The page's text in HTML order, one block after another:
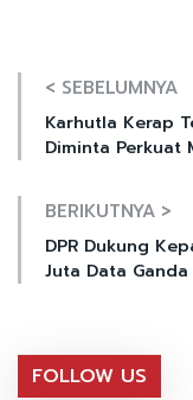
< SEBELUMNYA
Karhutla Kerap
Diminta Perkuat
BERIKUTNYA >
DPR Dukung
Juta Data Ganda
FOLLOW US